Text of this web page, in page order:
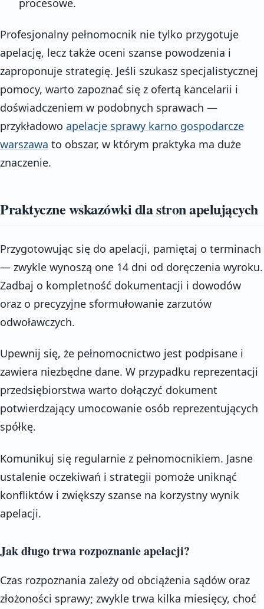
Profesjonalny pełnomocnik nie tylko przygotuje
apelację, lecz także oceni szanse powodzenia i
zaproponuje strategię. Jeśli szukasz specjalistycznej
pomocy, warto zapoznać się z ofertą kancelarii i
doświadczeniem w podobnych sprawach —
przykładowo apelacje sprawy karno gospodarcze
warszawa to obszar, w którym praktyka ma duże
znaczenie.
Praktyczne wskazówki dla stron apelujących
Przygotowując się do apelacji, pamiętaj o terminach
— zwykle wynoszą one 14 dni od doręczenia wyroku.
Zadbaj o kompletność dokumentacji i dowodów
oraz o precyzyjne sformułowanie zarzutów
odwoławczych.
Upewnij się, że pełnomocnictwo jest podpisane i
zawiera niezbędne dane. W przypadku reprezentacji
przedsiębiorstwa warto dołączyć dokument
potwierdzający umocowanie osób reprezentujących
spółkę.
Komunikuj się regularnie z pełnomocnikiem. Jasne
ustalenie oczekiwań i strategii pomoże uniknąć
konfliktów i zwiększy szanse na korzystny wynik
apelacji.
Jak długo trwa rozpoznanie apelacji?
Czas rozpoznania zależy od obciążenia sądów oraz
złożoności sprawy; zwykle trwa kilka miesięcy, choć